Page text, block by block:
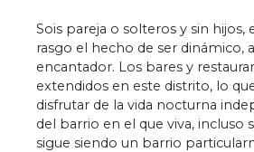
Sois pareja o solteros y sin hijos,
rasgo el hecho de ser dinámico,
encantador. Los bares y
extendidos en este distrito, lo
disfrutar de la vida nocturna
del barrio en el que viva, incluso
sigue siendo un barrio